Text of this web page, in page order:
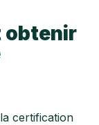
obtenir
certification